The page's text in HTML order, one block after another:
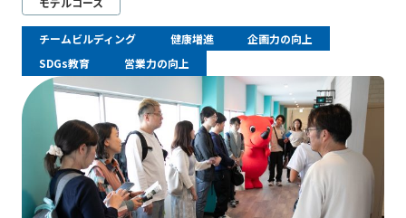
チームビルディング 健康増進
企画力の向上
SDGs教育
営業力の向上